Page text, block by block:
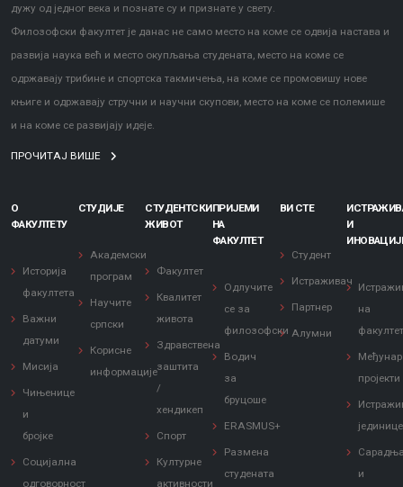
дужу од једног века и познате су и признате у свету.
Филозофски факултет је данас не само место на коме се одвија настава и
развија наука већ и место окупљања студената, место на коме се
одржавају трибине и спортска такмичења, на коме се промовишу нове
књиге и одржавају стручни и научни скупови, место на коме се полемише
и на коме се развијају идеје.
ПРОЧИТАЈ ВИШЕ
О
ФАКУЛТЕТУ
Историја
факултета
Важни
датуми
Мисија
Чињенице
и
бројке
Социјална
одговорност
СТУДИЈЕ
Академски
програм
Научите
српски
Корисне
информације
СТУДЕНТСКИ
ЖИВОТ
Факултет
Квалитет
живота
Здравствена
заштита
/
хендикеп
Спорт
Културне
активности
ПРИЈЕМИ
НА
ФАКУЛТЕТ
Одлучите
се за
филозофски
Водич
за
бруцоше
ERASMUS+
Размена
студената
ВИ СТЕ
Студент
Истраживач
Партнер
Алумни
И
на
пројекти
јединице
и